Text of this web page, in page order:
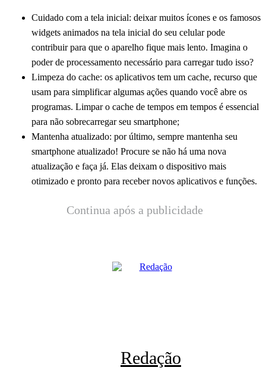
Cuidado com a tela inicial: deixar muitos ícones e os famosos
widgets animados na tela inicial do seu celular pode
contribuir para que o aparelho fique mais lento. Imagina o
poder de processamento necessário para carregar tudo isso?
Limpeza do cache: os aplicativos tem um cache, recurso que
usam para simplificar algumas ações quando você abre os
programas. Limpar o cache de tempos em tempos é essencial
para não sobrecarregar seu smartphone;
Mantenha atualizado: por último, sempre mantenha seu
smartphone atualizado! Procure se não há uma nova
atualização e faça já. Elas deixam o dispositivo mais
otimizado e pronto para receber novos aplicativos e funções.
Continua após a publicidade
Redação